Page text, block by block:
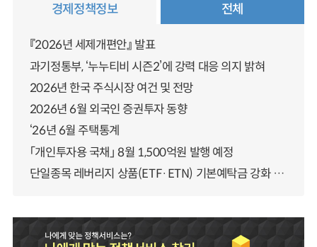
경제정책정보 전체
『2026년 세제개편안』 발표
과기정통부, ‘누누티비 시즌2’에 강력 대응 의지 밝혀
2026년 한국 주식시장 여건 및 전망
2026년 6월 외국인 증권투자 동향
‘26년 6월 주택통계
「개인투자용 국채」 8월 1,500억원 발행 예정
단일종목 레버리지 상품(ETF·ETN) 기본예탁금 강화 조기시행 방안 안내